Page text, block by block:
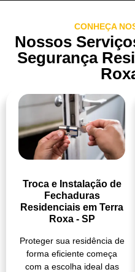
CONHEÇA
Nossos
Segurança
Troca e Instalação de
Fechaduras
Residenciais em Terra
Roxa - SP
Proteger sua residência de
forma eficiente começa
com a escolha ideal das